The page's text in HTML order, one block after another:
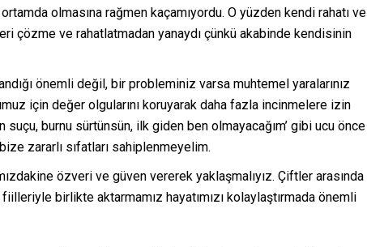
olmasına rağmen kaçamıyordu. O yüzden kendi rahatı ve
çözme ve rahatlatmadan yanaydı çünkü akabinde kendisinin
önemli değil, bir probleminiz varsa muhtemel yaralarınız
için değer olgularını koruyarak daha fazla incinmelere izin
suçu, burnu sürtünsün, ilk giden ben olmayacağım’ gibi ucu önce
zararlı sıfatları sahiplenmeyelim.
özveri ve güven vererek yaklaşmalıyız. Çiftler arasında
birlikte aktarmamız hayatımızı kolaylaştırmada önemli